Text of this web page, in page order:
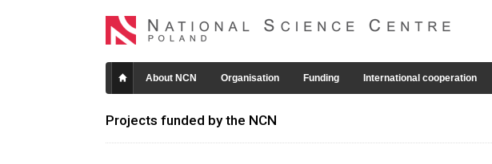
About NCN Organisation Funding International cooperation
Projects funded by the NCN